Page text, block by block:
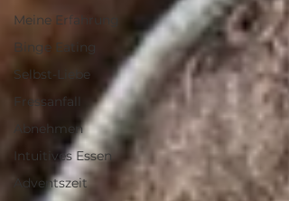
Meine Erfahrung
Binge Eating
Selbst-Liebe
Fressanfall
Abnehmen
Intuitives Essen
Adventszeit